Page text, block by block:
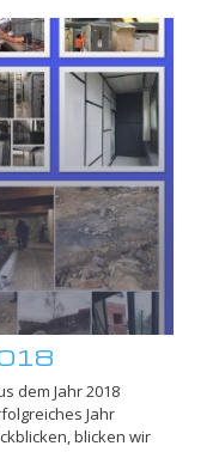
dem Jahr 2018
Jahr
blicken wir